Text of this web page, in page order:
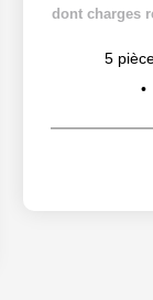
dont charges
5